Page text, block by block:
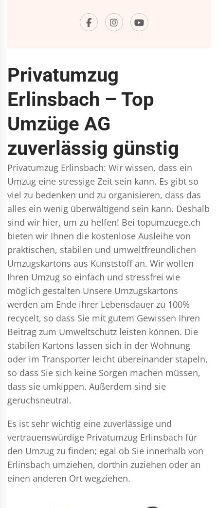
Privatumzug
Erlinsbach – Top
Umzüge AG
zuverlässig günstig
Privatumzug Erlinsbach: Wir wissen, dass ein
Umzug eine stressige Zeit sein kann. Es gibt so
viel zu bedenken und zu organisieren, dass das
alles ein wenig überwältigend sein kann. Deshalb
sind wir hier, um zu helfen! Bei topumzuege.ch
bieten wir Ihnen die kostenlose Ausleihe von
praktischen, stabilen und umweltfreundlichen
Umzugskartons aus Kunststoff an. Wir wollen
Ihren Umzug so einfach und stressfrei wie
möglich gestalten Unsere Umzugskartons
werden am Ende ihrer Lebensdauer zu 100%
recycelt, so dass Sie mit gutem Gewissen Ihren
Beitrag zum Umweltschutz leisten können. Die
stabilen Kartons lassen sich in der Wohnung
oder im Transporter leicht übereinander stapeln,
so dass Sie sich keine Sorgen machen müssen,
dass sie umkippen. Außerdem sind sie
geruchsneutral.
Es ist sehr wichtig eine zuverlässige und
vertrauenswürdige Privatumzug Erlinsbach für
den Umzug zu finden; egal ob Sie innerhalb von
Erlinsbach umziehen, dorthin zuziehen oder an
einen anderen Ort wegziehen.